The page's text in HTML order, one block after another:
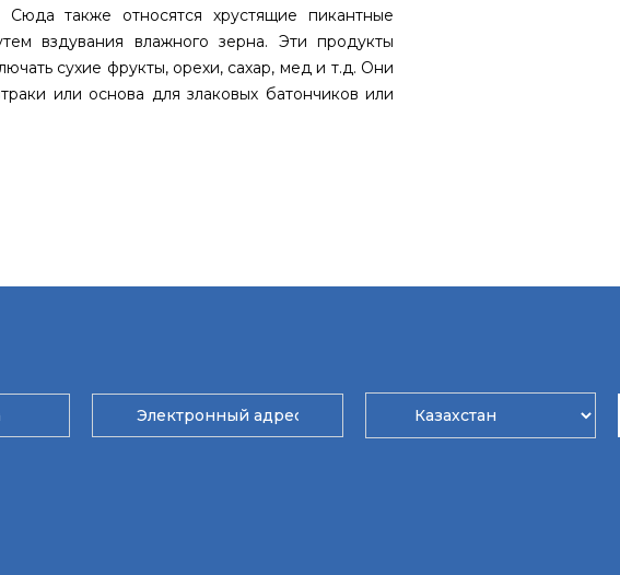
также относятся хрустящие пикантные
вздувания влажного зерна. Эти продукты
сухие фрукты, орехи, сахар, мед и т.д. Они
или основа для злаковых батончиков или